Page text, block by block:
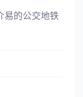
的公交地铁